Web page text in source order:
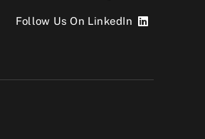
Follow Us On LinkedIn